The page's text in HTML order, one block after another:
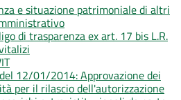
e situazione patrimoniale di altri
di trasparenza ex art. 17 bis L.R.
12/01/2014: Approvazione dei
per il rilascio dell'autorizzazione